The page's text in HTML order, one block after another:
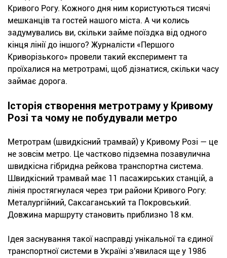
Кривого Рогу. Кожного дня ним користуються тисячі
мешканців та гостей нашого міста. А чи колись
задумувались ви, скільки займе поїздка від одного
кінця лінії до іншого? Журналісти «Першого
Криворізького» провели такий експеримент та
проїхалися на метротрамі, щоб дізнатися, скільки часу
займає дорога.
Історія створення метротраму у Кривому
Розі та чому не побудували метро
Метротрам (швидкісний трамвай) у Кривому Розі — це
не зовсім метро. Це частково підземна позавулична
швидкісна гібридна рейкова транспортна система.
Швидкісний трамвай має 11 пасажирських станцій, а
лінія простягнулася через три райони Кривого Рогу:
Металургійний, Саксаганський та Покровський.
Довжина маршруту становить приблизно 18 км.
Ідея заснування такої насправді унікальної та єдиної
транспортної системи в Україні з'явилася ще у 1986